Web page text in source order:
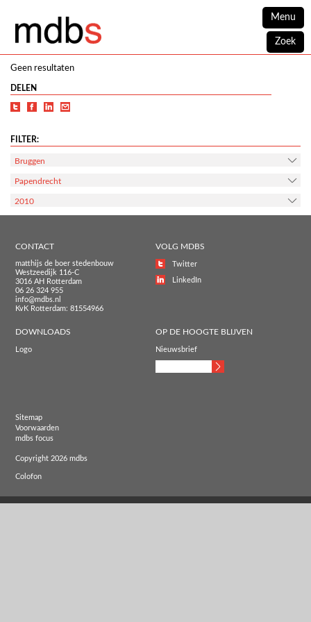
Menu
Zoek
Geen resultaten
DELEN
FILTER:
Bruggen
Papendrecht
2010
CONTACT
matthijs de boer stedenbouw
Westzeedijk 116-C
3016 AH Rotterdam
06 26 324 955
info@mdbs.nl
KvK Rotterdam: 81554966
VOLG MDBS
Twitter
LinkedIn
DOWNLOADS
Logo
OP DE HOOGTE BLIJVEN
Nieuwsbrief
Sitemap
Voorwaarden
mdbs focus
Copyright 2026 mdbs
Colofon